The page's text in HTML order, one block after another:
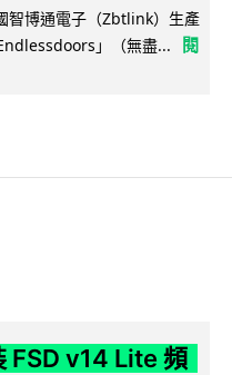
智博通電子（Zbtlink）生產
」（無盡...
閱
FSD v14 Lite 頻